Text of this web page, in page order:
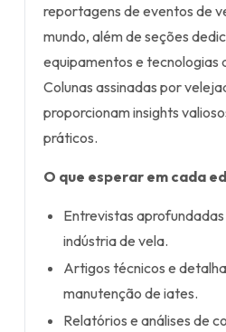
reportagens de eventos de
mundo, além de seções
equipamentos e tecnologias
Colunas assinadas por
proporcionam insights
práticos.
O que esperar em cada
Entrevistas
indústria de vela.
Artigos técnicos e
manutenção de iates.
Relatórios e análises de